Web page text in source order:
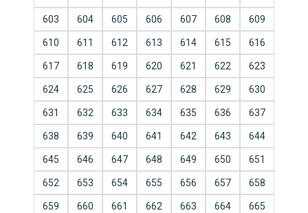
603 604 605 606 607 608 609
610 611 612 613 614 615 616
617 618 619 620 621 622 623
624 625 626 627 628 629 630
631 632 633 634 635 636 637
638 639 640 641 642 643 644
645 646 647 648 649 650 651
652 653 654 655 656 657 658
659 660 661 662 663 664 665